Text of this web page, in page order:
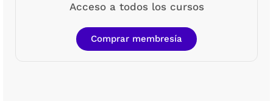
Acceso a todos los cursos
Comprar membresía